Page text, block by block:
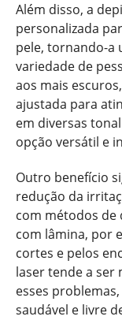
Além disso, a
personalizada
pele, tornando-a
variedade de
aos mais
ajustada para
em diversas
opção versátil e
Outro benefício
redução da
com métodos de
com lâmina, por
cortes e pelos
laser tende a ser
esses
saudável e livre